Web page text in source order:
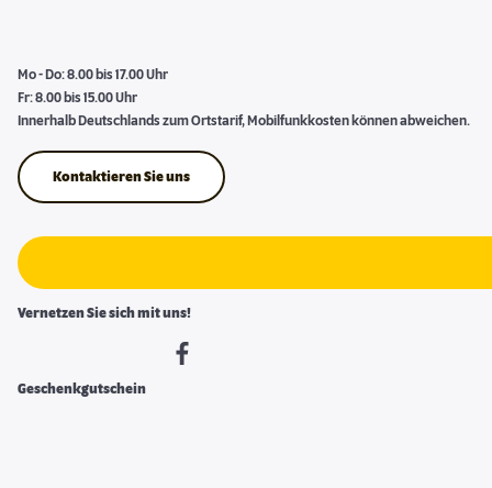
Mo - Do: 8.00 bis 17.00 Uhr
Fr: 8.00 bis 15.00 Uhr
Innerhalb Deutschlands zum Ortstarif, Mobilfunkkosten können abweichen.
Kontaktieren Sie uns
Vernetzen Sie sich mit uns!
Geschenkgutschein